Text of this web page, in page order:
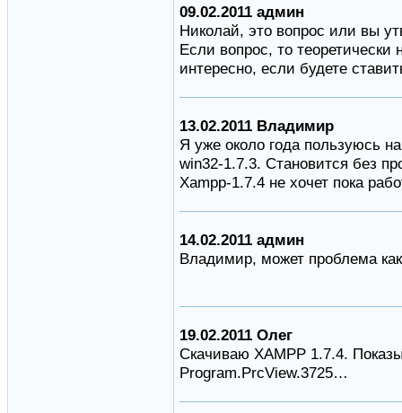
09.02.2011 админ
Николай, это вопрос или вы
Если вопрос, то
интересно, если будете
13.02.2011 Владимир
Я уже около года пользуюсь
win32-1.7.3. Становится без
Xampp-1.7.4 не хочет пока
14.02.2011 админ
Владимир, может проблема
19.02.2011 Олег
Скачиваю XAMPP 1.7.4.
Program.PrcView.3725…